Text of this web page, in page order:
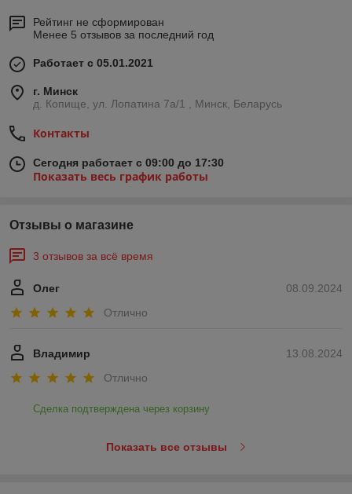
Рейтинг не сформирован
Менее 5 отзывов за последний год
Работает с 05.01.2021
г. Минск
д. Копище, ул. Лопатина 7а/1 , Минск, Беларусь
Контакты
Сегодня работает с 09:00 до 17:30
Показать весь график работы
Отзывы о магазине
3 отзывов за всё время
08.09.2024
Олег
Отлично
13.08.2024
Владимир
Отлично
Сделка подтверждена через корзину
Показать все отзывы